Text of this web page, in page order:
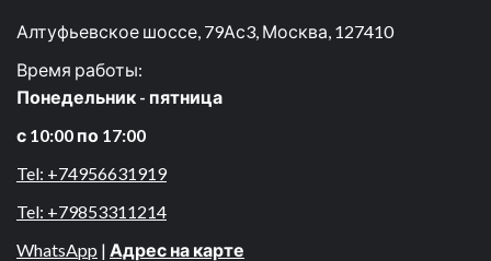
Алтуфьевское шоссе, 79Ас3, Москва, 127410
Время работы:
Понедельник - пятница
с 10:00 по 17:00
Tel: +74956631919
Tel: +79853311214
WhatsApp | Адрес на карте